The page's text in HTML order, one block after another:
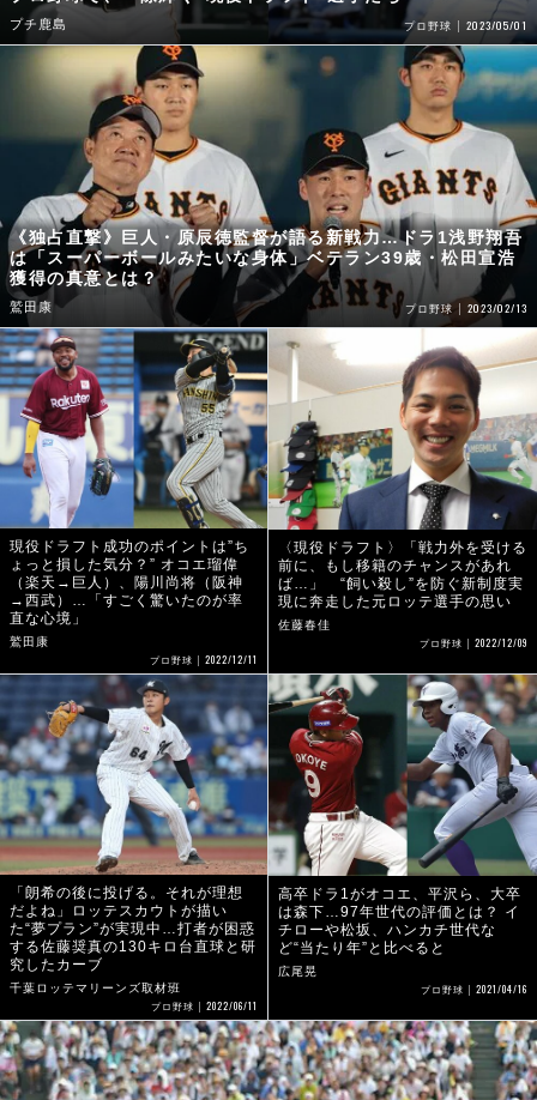
プチ鹿島 プロ野球 2023/05/01
《独占直撃》巨人・原辰徳監督が語る新戦力…ドラ1浅野翔吾
は「スーパーボールみたいな身体」ベテラン39歳・松田宣浩
獲得の真意とは？
鷲田康 プロ野球 2023/02/13
現役ドラフト成功のポイントは”ち
ょっと損した気分？” オコエ瑠偉
（楽天→巨人）、陽川尚将（阪神
→西武）…「すごく驚いたのが率
直な心境」
鷲田康
プロ野球 2022/12/11
〈現役ドラフト〉「戦力外を受ける
前に、もし移籍のチャンスがあれ
ば…」 “飼い殺し”を防ぐ新制度実
現に奔走した元ロッテ選手の思い
佐藤春佳
プロ野球 2022/12/09
「朗希の後に投げる。それが理想
だよね」ロッテスカウトが描い
た“夢プラン”が実現中…打者が困惑
する佐藤奨真の130キロ台直球と研
究したカーブ
千葉ロッテマリーンズ取材班
プロ野球 2022/06/11
高卒ドラ1がオコエ、平沢ら、大卒
は森下…97年世代の評価とは？ イ
チローや松坂、ハンカチ世代な
ど“当たり年”と比べると
広尾晃
プロ野球 2021/04/16